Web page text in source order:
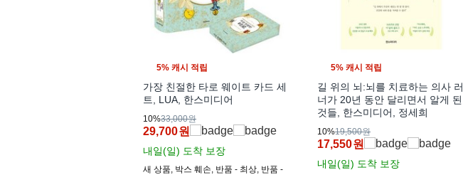
5% 캐시 적립
가장 친절한 타로 웨이트 카드 세
트, LUA, 한스미디어
10%33,000원
29,700원
내일(일) 도착 보장
새 상품, 박스 훼손, 반품 - 최상, 반품 -
5% 캐시 적립
길 위의 뇌:뇌를 치료하는 의사 러
너가 20년 동안 달리면서 알게 된
것들, 한스미디어, 정세희
10%19,500원
17,550원
내일(일) 도착 보장